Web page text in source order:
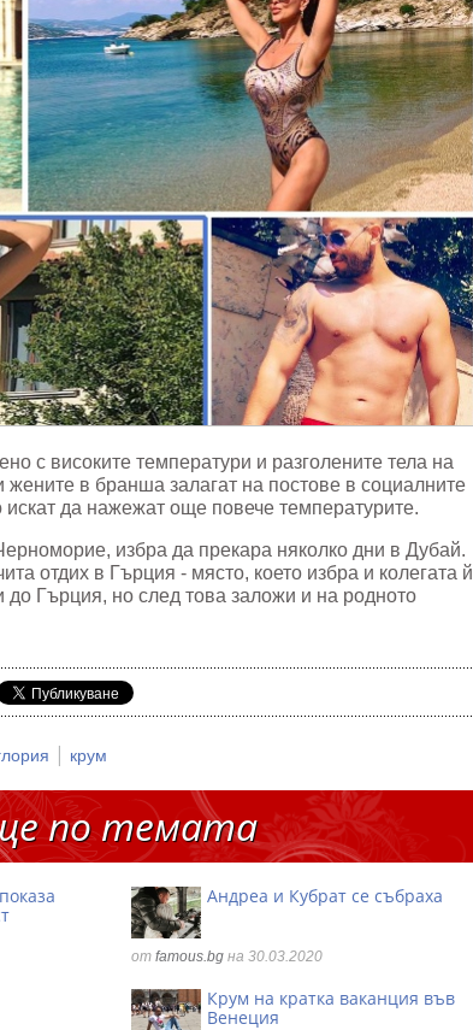
с високите температури и разголените тела на
в бранша залагат на постове в социалните
да нажежат още повече температурите.
избра да прекара няколко дни в Дубай.
отдих в Гърция - място, което избра и колегата й
до Гърция, но след това заложи и на родното
| крум
по темата
Андреа и Кубрат се събраха
от famous.bg на 30.03.2020
Крум на кратка ваканция във
Венеция